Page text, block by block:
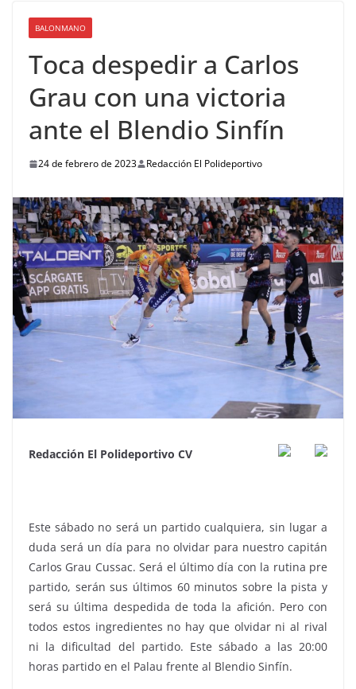
BALONMANO
Toca despedir a Carlos
Grau con una victoria
ante el Blendio Sinfín
24 de febrero de 2023 Redacción El Polideportivo
Redacción El Polideportivo CV
Este sábado no será un partido cualquiera, sin lugar a
duda será un día para no olvidar para nuestro capitán
Carlos Grau Cussac. Será el último día con la rutina pre
partido, serán sus últimos 60 minutos sobre la pista y
será su última despedida de toda la afición. Pero con
todos estos ingredientes no hay que olvidar ni al rival
ni la dificultad del partido. Este sábado a las 20:00
horas partido en el Palau frente al Blendio Sinfín.